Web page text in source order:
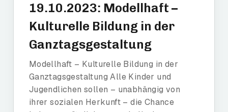
19.10.2023: Modellhaft –
Kulturelle Bildung in der
Ganztagsgestaltung
Modellhaft – Kulturelle Bildung in der
Ganztagsgestaltung Alle Kinder und
Jugendlichen sollen – unabhängig von
ihrer sozialen Herkunft – die Chance